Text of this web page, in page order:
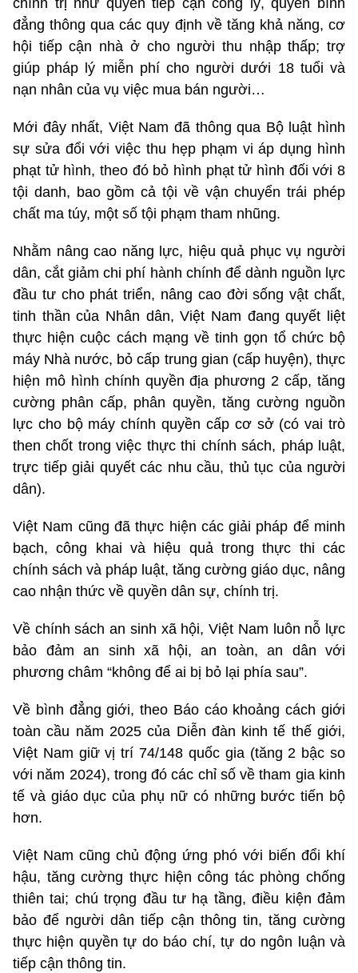
chính trị như quyền tiếp cận công lý, quyền bình
đẳng thông qua các quy định về tăng khả năng, cơ
hội tiếp cận nhà ở cho người thu nhập thấp; trợ
giúp pháp lý miễn phí cho người dưới 18 tuổi và
nạn nhân của vụ việc mua bán người…
Mới đây nhất, Việt Nam đã thông qua Bộ luật hình
sự sửa đổi với việc thu hẹp phạm vi áp dụng hình
phạt tử hình, theo đó bỏ hình phạt tử hình đối với 8
tội danh, bao gồm cả tội về vận chuyển trái phép
chất ma túy, một số tội phạm tham nhũng.
Nhằm nâng cao năng lực, hiệu quả phục vụ người
dân, cắt giảm chi phí hành chính để dành nguồn lực
đầu tư cho phát triển, nâng cao đời sống vật chất,
tinh thần của Nhân dân, Việt Nam đang quyết liệt
thực hiện cuộc cách mạng về tinh gọn tổ chức bộ
máy Nhà nước, bỏ cấp trung gian (cấp huyện), thực
hiện mô hình chính quyền địa phương 2 cấp, tăng
cường phân cấp, phân quyền, tăng cường nguồn
lực cho bộ máy chính quyền cấp cơ sở (có vai trò
then chốt trong việc thực thi chính sách, pháp luật,
trực tiếp giải quyết các nhu cầu, thủ tục của người
dân).
Việt Nam cũng đã thực hiện các giải pháp để minh
bạch, công khai và hiệu quả trong thực thi các
chính sách và pháp luật, tăng cường giáo dục, nâng
cao nhận thức về quyền dân sự, chính trị.
Về chính sách an sinh xã hội, Việt Nam luôn nỗ lực
bảo đảm an sinh xã hội, an toàn, an dân với
phương châm “không để ai bị bỏ lại phía sau”.
Về bình đẳng giới, theo Báo cáo khoảng cách giới
toàn cầu năm 2025 của Diễn đàn kinh tế thế giới,
Việt Nam giữ vị trí 74/148 quốc gia (tăng 2 bậc so
với năm 2024), trong đó các chỉ số về tham gia kinh
tế và giáo dục của phụ nữ có những bước tiến bộ
hơn.
Việt Nam cũng chủ động ứng phó với biến đổi khí
hậu, tăng cường thực hiện công tác phòng chống
thiên tai; chú trọng đầu tư hạ tầng, điều kiện đảm
bảo để người dân tiếp cận thông tin, tăng cường
thực hiện quyền tự do báo chí, tự do ngôn luận và
tiếp cận thông tin.